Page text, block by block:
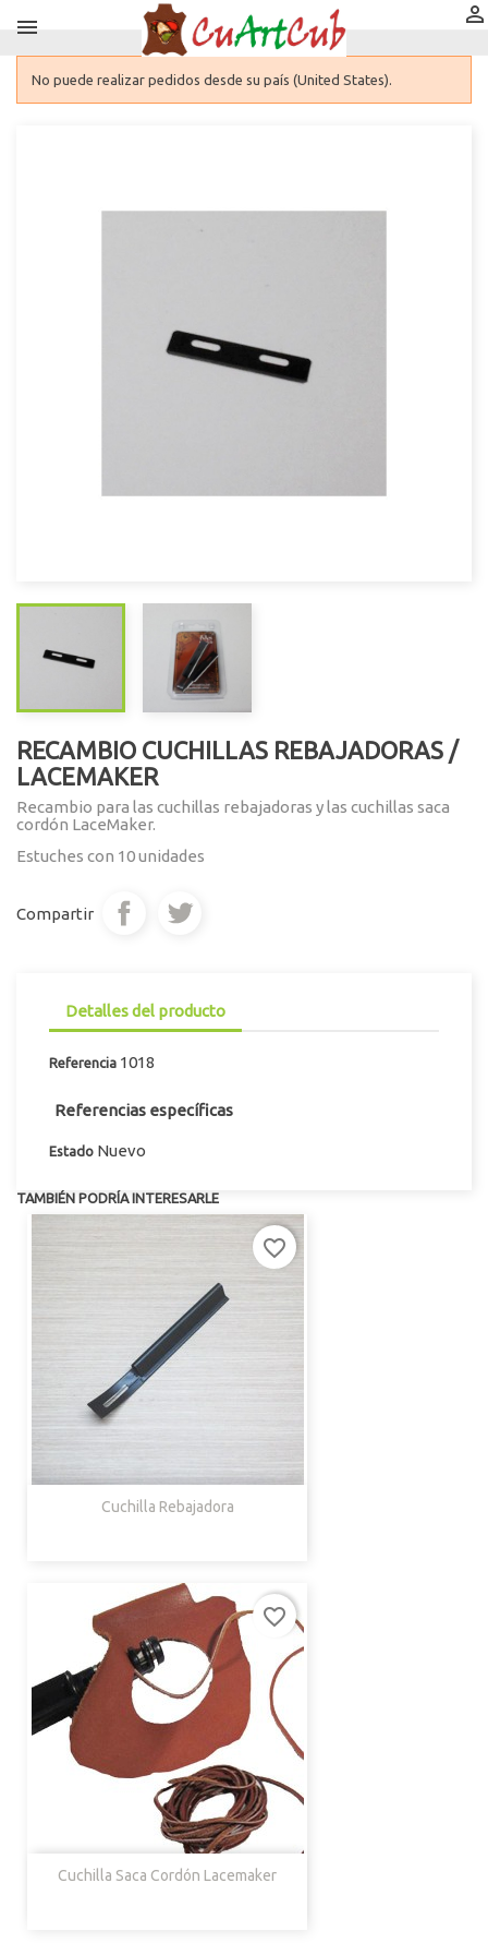
 
No puede realizar pedidos desde su país (United States).
RECAMBIO CUCHILLAS REBAJADORAS /
LACEMAKER
Recambio para las cuchillas rebajadoras y las cuchillas saca
cordón LaceMaker.
Estuches con 10 unidades
Compartir
Detalles del producto
Referencia 1018
Referencias específicas
Estado Nuevo
TAMBIÉN PODRÍA INTERESARLE
Cuchilla Rebajadora
favorite_border
Cuchilla Saca Cordón Lacemaker
favorite_border